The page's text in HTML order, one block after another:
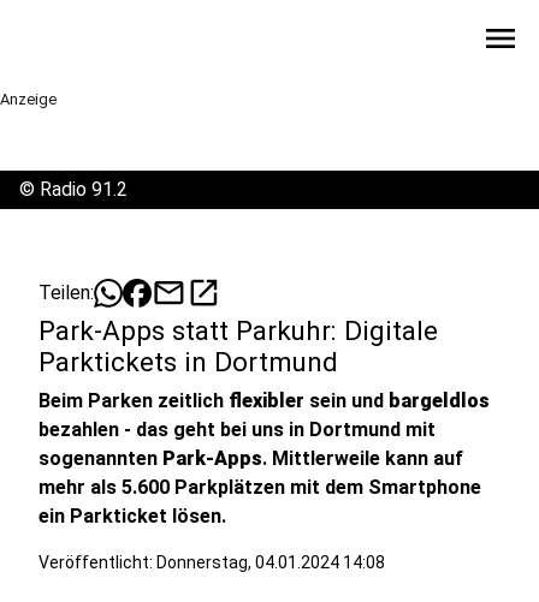
menu
Anzeige
© Radio 91.2
Teilen: mailopen_in_new
Park-Apps statt Parkuhr: Digitale
Parktickets in Dortmund
Beim Parken zeitlich flexibler sein und bargeldlos
bezahlen - das geht bei uns in Dortmund mit
sogenannten Park-Apps. Mittlerweile kann auf
mehr als 5.600 Parkplätzen mit dem Smartphone
ein Parkticket lösen.
Veröffentlicht: Donnerstag, 04.01.2024 14:08